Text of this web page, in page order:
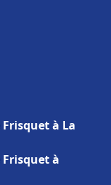
à La
à